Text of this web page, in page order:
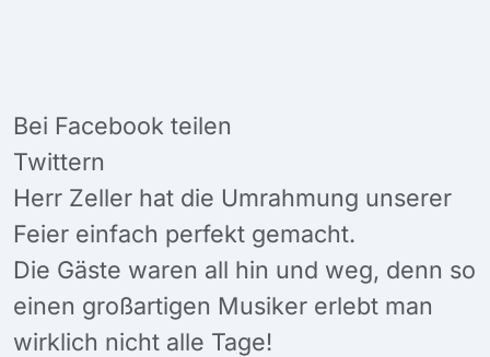
Bei Facebook teilen
Twittern
Herr Zeller hat die Umrahmung unserer
Feier einfach perfekt gemacht.
Die Gäste waren all hin und weg, denn so
einen großartigen Musiker erlebt man
wirklich nicht alle Tage!